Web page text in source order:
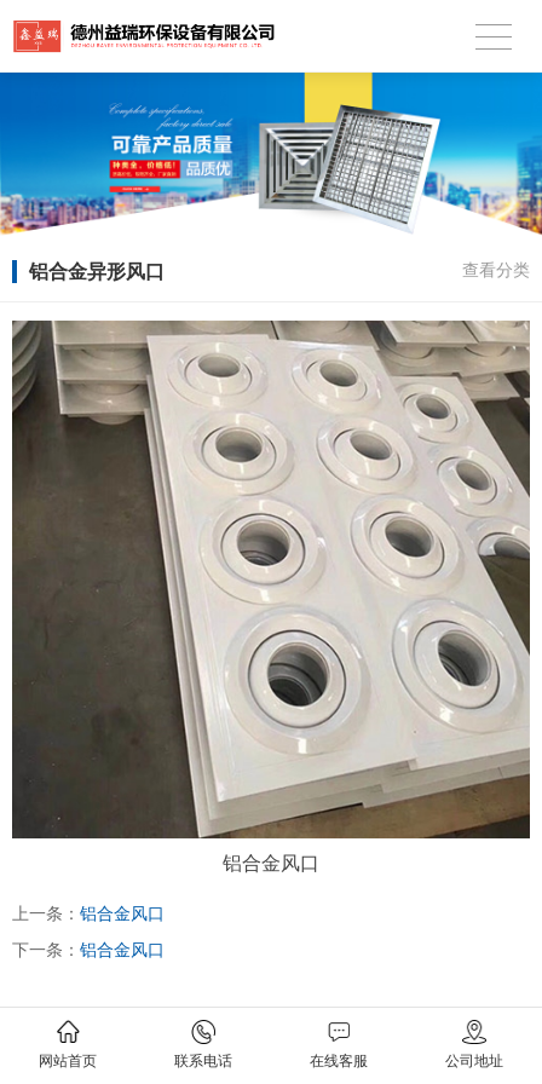
铝合金异形风口 查看分类
铝合金风口
上一条： 铝合金风口
下一条： 铝合金风口
网站首页 联系电话 在线客服 公司地址